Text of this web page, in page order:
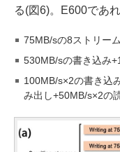
る(図6)。E600であ
75MB/sの8ストリー
530MB/sの書き込み
100MB/s×2の書き込
み出し+50MB/s×2の